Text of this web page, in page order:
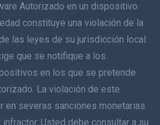
Autorizado en un dispositivo
constituye una violación de la
las leyes de su jurisdicción local.
que se notifique a los
en los que se pretende
La violación de este
en severas sanciones monetarias
Usted debe consultar a su